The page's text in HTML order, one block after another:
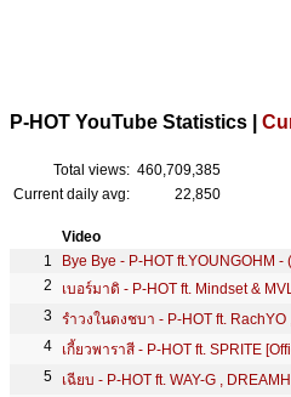
P-HOT YouTube Statistics |
Total views: 460,709,385
Current daily avg:
22,850
Video
เกี้ยวพาราสี - P-HOT ft. SPRITE
เฉียบ - P-HOT ft. WAY-G ,